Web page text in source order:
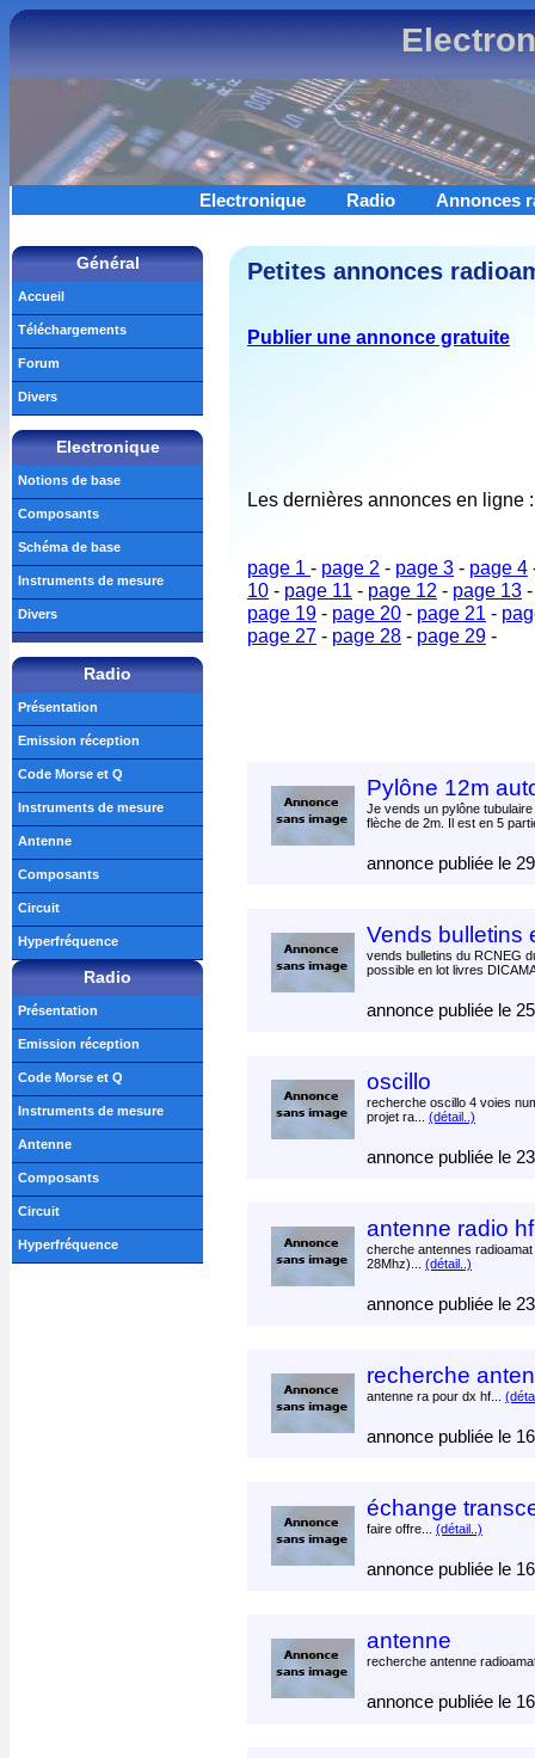
Electronique Radio Annonces
Petites annonces
Publier une annonce gratuite
Les dernières annonces en ligne :
page 1 - page 2 - page 3 - page 4
10 - page 11 - page 12 - page 13
page 19 - page 20 - page 21 -
page 27 - page 28 - page 29 -
Pylône 12m
Je vends un pylône
flèche de 2m. Il est en 5
annonce publiée le
Vends bulletins
vends bulletins du RCNEG
possible en lot livres
annonce publiée le
oscillo
recherche oscillo 4 voies
projet ra... (détail..)
annonce publiée le
antenne radio hf
cherche antennes
28Mhz)... (détail..)
annonce publiée le
recherche
antenne ra pour dx hf...
annonce publiée le
échange
faire offre... (détail..)
annonce publiée le
antenne
recherche antenne
annonce publiée le
Général
Accueil
Téléchargements
Forum
Divers
Electronique
Notions de base
Composants
Schéma de base
Instruments de mesure
Divers
Radio
Présentation
Emission réception
Code Morse et Q
Instruments de mesure
Antenne
Composants
Circuit
Hyperfréquence
Radio
Présentation
Emission réception
Code Morse et Q
Instruments de mesure
Antenne
Composants
Circuit
Hyperfréquence